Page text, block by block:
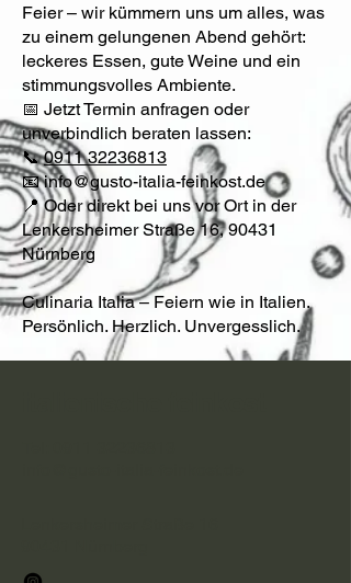
Feier – wir kümmern uns um alles, was
zu einem gelungenen Abend gehört:
leckeres Essen, gute Weine und ein
stimmungsvolles Ambiente.
📅 Jetzt Termin anfragen oder
unverbindlich beraten lassen:
📞0911 32236813
📧 info@gusto-italia-feinkost.de
📍 Oder direkt bei uns vor Ort in der
Lenkersheimer Straße 16, 90431
Nürnberg
Culinaria Italia – Feiern wie in Italien.
Persönlich. Herzlich. Unvergesslich.